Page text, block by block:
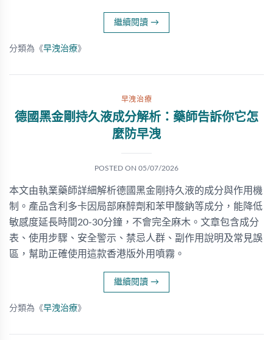
繼續閱讀 →
分類為《早洩治療》
早洩治療
德國黑金剛持久液成分解析：藥師告訴你它怎
麼防早洩
POSTED ON 05/07/2026
本文由執業藥師詳細解析德國黑金剛持久液的成分與作用機
制。產品含利多卡因局部麻醉劑和苯甲酸鈉等成分，能降低
敏感度延長時間20-30分鐘，不會完全麻木。文章包含成分
表、使用步驟、安全警示、禁忌人群、副作用說明及常見誤
區，幫助正確使用這款香港版外用噴霧。
繼續閱讀 →
分類為《早洩治療》